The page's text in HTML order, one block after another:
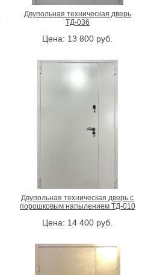
Двупольная техническая дверь
ТД-036
Цена: 13 800 руб.
Двупольная техническая дверь с
порошковым напылением ТД-010
Цена: 14 400 руб.